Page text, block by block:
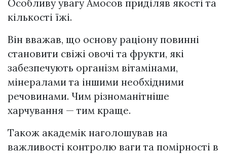
Особливу увагу Амосов приділяв якості та
кількості їжі.
Він вважав, що основу раціону повинні
становити свіжі овочі та фрукти, які
забезпечують організм вітамінами,
мінералами та іншими необхідними
речовинами. Чим різноманітніше
харчування — тим краще.
Також академік наголошував на
важливості контролю ваги та помірності в